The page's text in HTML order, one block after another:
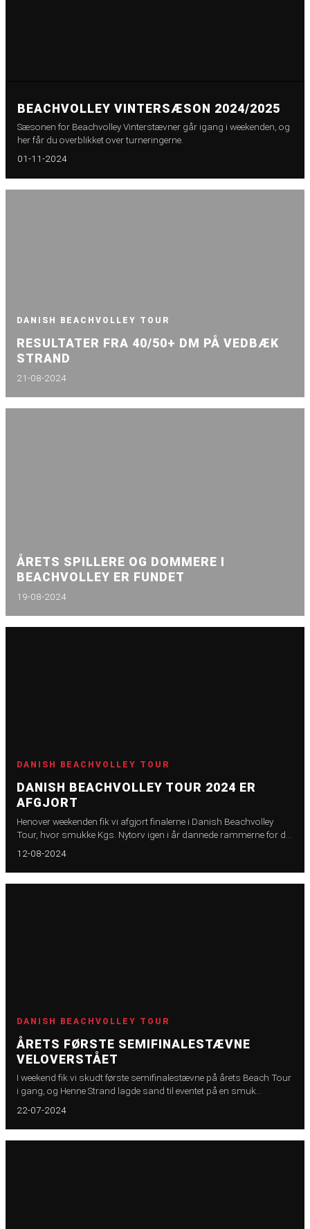
BEACHVOLLEY VINTERSÆSON 2024/2025
Sæsonen for Beachvolley Vinterstævner går igang i weekenden, og
her får du overblikket over turneringerne.
01-11-2024
DANISH BEACHVOLLEY TOUR
RESULTATER FRA 40/50+ DM PÅ VEDBÆK
STRAND
21-08-2024
ÅRETS SPILLERE OG DOMMERE I
BEACHVOLLEY ER FUNDET
19-08-2024
DANISH BEACHVOLLEY TOUR
DANISH BEACHVOLLEY TOUR 2024 ER
AFGJORT
Henover weekenden fik vi afgjort finalerne i Danish Beachvolley
Tour, hvor smukke Kgs. Nytorv igen i år dannede rammerne for det
12-08-2024
DANISH BEACHVOLLEY TOUR
ÅRETS FØRSTE SEMIFINALESTÆVNE
VELOVERSTÅET
I weekend fik vi skudt første semifinalestævne på årets Beach Tour
i gang, og Henne Strand lagde sand til eventet på en smuk
22-07-2024